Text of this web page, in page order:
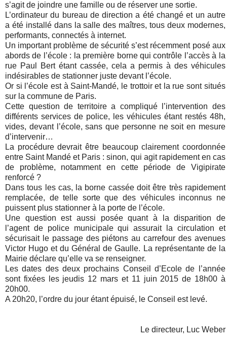
s’agit de joindre une famille ou de réserver une sortie.
L’ordinateur du bureau de direction a été changé et un autre
a été installé dans la salle des maîtres, tous deux modernes,
performants, connectés à internet.
Un important problème de sécurité s’est récemment posé aux
abords de l’école : la première borne qui contrôle l’accès à la
rue Paul Bert étant cassée, cela a permis à des véhicules
indésirables de stationner juste devant l’école.
Or si l’école est à Saint-Mandé, le trottoir et la rue sont situés
sur la commune de Paris.
Cette question de territoire a compliqué l’intervention des
différents services de police, les véhicules étant restés 48h,
vides, devant l’école, sans que personne ne soit en mesure
d’intervenir…
La procédure devrait être beaucoup clairement coordonnée
entre Saint Mandé et Paris : sinon, qui agit rapidement en cas
de problème, notamment en cette période de Vigipirate
renforcé ?
Dans tous les cas, la borne cassée doit être très rapidement
remplacée, de telle sorte que des véhicules inconnus ne
puissent plus stationner à la porte de l’école.
Une question est aussi posée quant à la disparition de
l’agent de police municipale qui assurait la circulation et
sécurisait le passage des piétons au carrefour des avenues
Victor Hugo et du Général de Gaulle. La représentante de la
Mairie déclare qu’elle va se renseigner.
Les dates des deux prochains Conseil d’Ecole de l’année
sont fixées les jeudis 12 mars et 11 juin 2015 de 18h00 à
20h00.
A 20h20, l’ordre du jour étant épuisé, le Conseil est levé.
Le directeur, Luc Weber